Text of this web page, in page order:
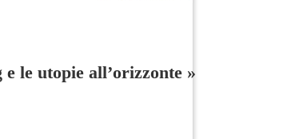
e le utopie all’orizzonte »